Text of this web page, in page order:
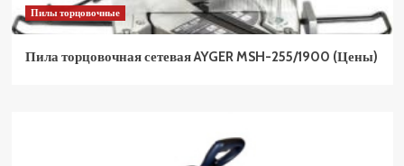
Пилы торцовочные
Пила торцовочная сетевая AYGER MSH-255/1900 (Цены)